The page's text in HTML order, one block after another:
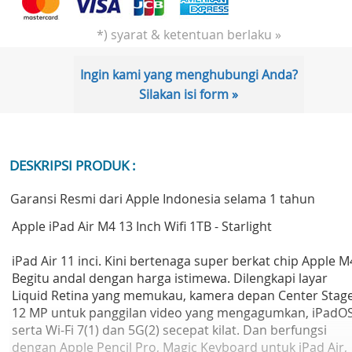
*) syarat & ketentuan berlaku »
Ingin kami yang menghubungi Anda?
Silakan isi form »
DESKRIPSI PRODUK :
Garansi Resmi dari Apple Indonesia selama 1 tahun
Apple iPad Air M4 13 Inch Wifi 1TB - Starlight
iPad Air 11 inci. Kini bertenaga super berkat chip Apple
Begitu andal dengan harga istimewa. Dilengkapi layar
Liquid Retina yang memukau, kamera depan Center
12 MP untuk panggilan video yang mengagumkan,
serta Wi-Fi 7(1) dan 5G(2) secepat kilat. Dan berfungsi
dengan Apple Pencil Pro, Magic Keyboard untuk iPad Air,